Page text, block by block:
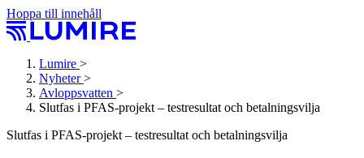
Hoppa till innehåll
Lumire >
Nyheter >
Avloppsvatten >
Slutfas i PFAS-projekt – testresultat och betalnings­vilja
Slutfas i PFAS-projekt – testresultat och betalnings­vilja